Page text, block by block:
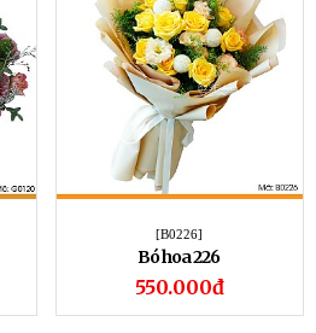
[B0226]
Bó hoa 226
550.000đ